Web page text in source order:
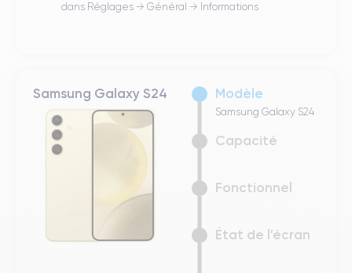
dans Réglages → Général → Informations
Samsung Galaxy S24 Modèle
Samsung Galaxy S24
Capacité
Fonctionnel
État de l'écran